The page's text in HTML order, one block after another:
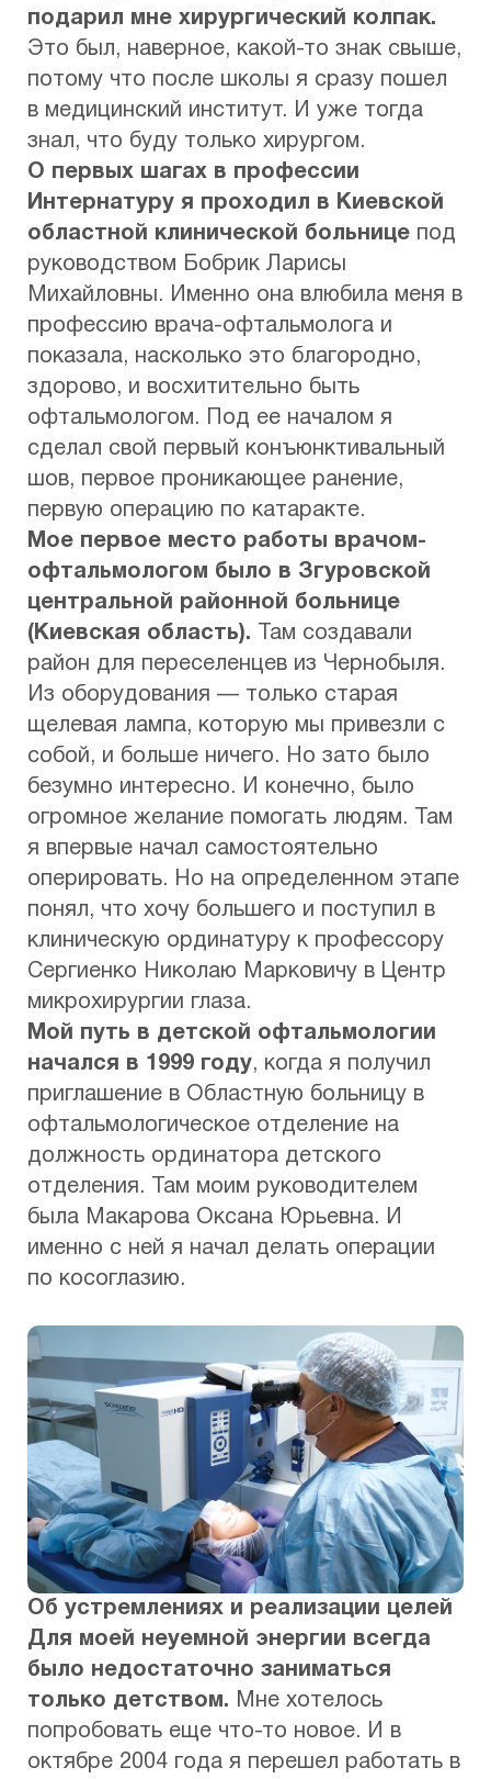
подарил мне хирургический колпак.
Это был, наверное, какой-то знак свыше,
потому что после школы я сразу пошел
в медицинский институт. И уже тогда
знал, что буду только хирургом.
О первых шагах в профессии
Интернатуру я проходил в Киевской
областной клинической больнице под
руководством Бобрик Ларисы
Михайловны. Именно она влюбила меня в
профессию врача-офтальмолога и
показала, насколько это благородно,
здорово, и восхитительно быть
офтальмологом. Под ее началом я
сделал свой первый конъюнктивальный
шов, первое проникающее ранение,
первую операцию по катаракте.
Мое первое место работы врачом-
офтальмологом было в Згуровской
центральной районной больнице
(Киевская область). Там создавали
район для переселенцев из Чернобыля.
Из оборудования — только старая
щелевая лампа, которую мы привезли с
собой, и больше ничего. Но зато было
безумно интересно. И конечно, было
огромное желание помогать людям. Там
я впервые начал самостоятельно
оперировать. Но на определенном этапе
понял, что хочу большего и поступил в
клиническую ординатуру к профессору
Сергиенко Николаю Марковичу в Центр
микрохирургии глаза.
Мой путь в детской офтальмологии
начался в 1999 году, когда я получил
приглашение в Областную больницу в
офтальмологическое отделение на
должность ординатора детского
отделения. Там моим руководителем
была Макарова Оксана Юрьевна. И
именно с ней я начал делать операции
по косоглазию.
Об устремлениях и реализации целей
Для моей неуемной энергии всегда
было недостаточно заниматься
только детством. Мне хотелось
попробовать еще что-то новое. И в
октябре 2004 года я перешел работать в